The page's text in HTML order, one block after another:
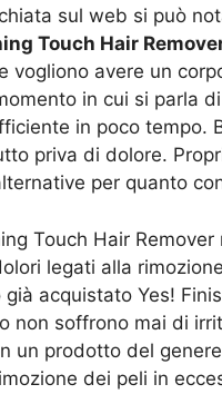
sul web si può
Touch Hair
vogliono avere un
in cui si parla
in poco tempo.
priva di dolore.
per quanto
Touch Hair
legati alla
acquistato Yes!
non soffrono mai di
un prodotto del
dei peli in